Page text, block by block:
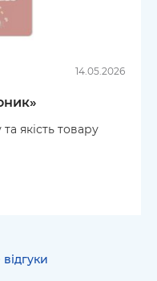
14.05.2026
якість товару